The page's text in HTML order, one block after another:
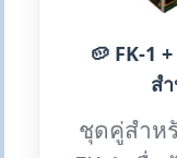
🥔 FK-1
ส
ชุดคู่สำห